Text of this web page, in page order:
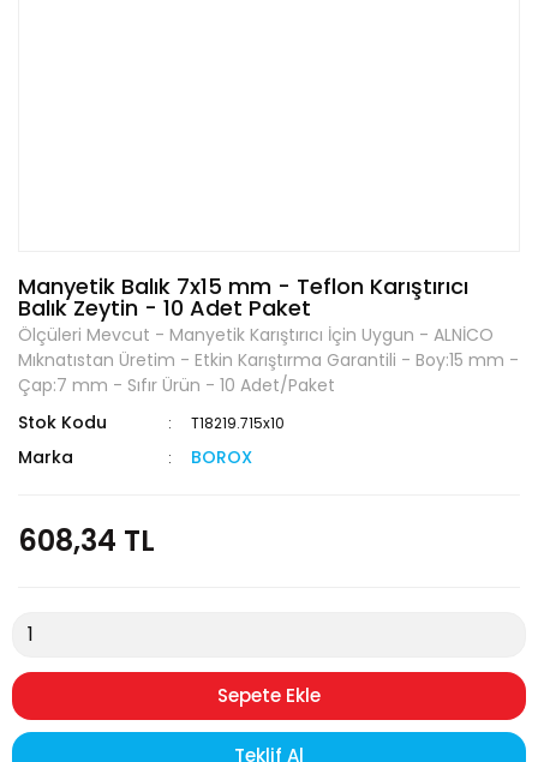
Manyetik Balık 7x15 mm - Teflon Karıştırıcı
Balık Zeytin - 10 Adet Paket
Ölçüleri Mevcut - Manyetik Karıştırıcı İçin Uygun - ALNİCO
Mıknatıstan Üretim - Etkin Karıştırma Garantili - Boy:15 mm -
Çap:7 mm - Sıfır Ürün - 10 Adet/Paket
Stok Kodu
T18219.715x10
Marka BOROX
608,34 TL
Sepete Ekle
Teklif Al